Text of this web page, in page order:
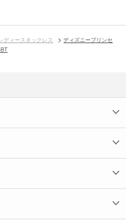
ディースネックレス
ディズニープリンセ